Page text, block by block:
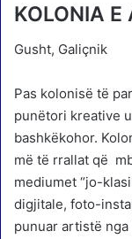
KOLONIA E
Gusht, Galiçnik
Pas kolonisë të
punëtori kreative
bashkëkohor.
më të rrallat që
mediumet “jo-
digjitale, foto-
punuar artistë nga